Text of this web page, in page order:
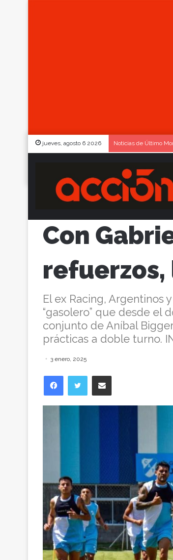
jueves, agosto 6 2026 Noticias de Último
Inicio/ Actualidad /Con
Con
El ex Racing, Argentinos
“gasolero” que desde el
conjunto de Aníbal
prácticas a doble turno.
3 enero, 2025
Facebook